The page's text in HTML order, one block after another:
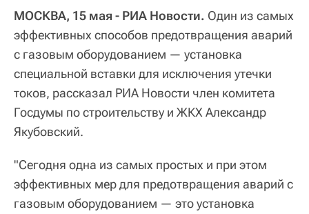
МОСКВА, 15 мая - РИА Новости. Один из самых
эффективных способов предотвращения аварий
с газовым оборудованием — установка
специальной вставки для исключения утечки
токов, рассказал РИА Новости член комитета
Госдумы по строительству и ЖКХ Александр
Якубовский.
"Сегодня одна из самых простых и при этом
эффективных мер для предотвращения аварий с
газовым оборудованием — это установка